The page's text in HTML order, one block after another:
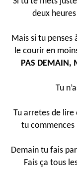
deux
Mais si tu penses
le courir en
PAS DEMAIN,
Tu
Tu arretes de
tu
Demain tu fais
Fais ça tous